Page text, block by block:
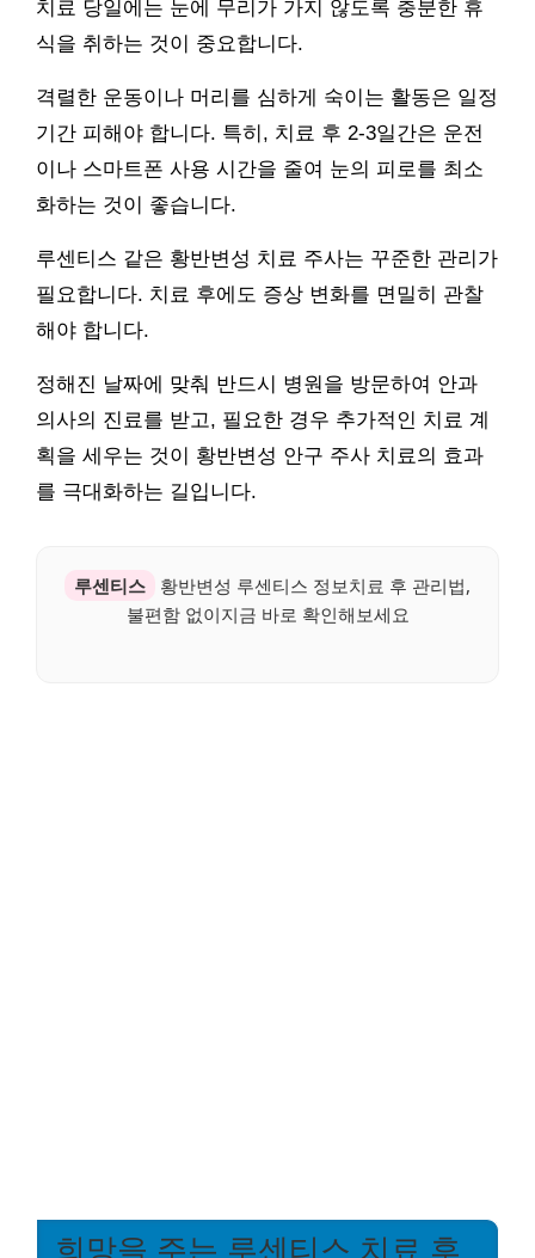
치료 당일에는 눈에 무리가 가지 않도록 충분한 휴
식을 취하는 것이 중요합니다.
격렬한 운동이나 머리를 심하게 숙이는 활동은 일정
기간 피해야 합니다. 특히, 치료 후 2-3일간은 운전
이나 스마트폰 사용 시간을 줄여 눈의 피로를 최소
화하는 것이 좋습니다.
루센티스 같은 황반변성 치료 주사는 꾸준한 관리가
필요합니다. 치료 후에도 증상 변화를 면밀히 관찰
해야 합니다.
정해진 날짜에 맞춰 반드시 병원을 방문하여 안과
의사의 진료를 받고, 필요한 경우 추가적인 치료 계
획을 세우는 것이 황반변성 안구 주사 치료의 효과
를 극대화하는 길입니다.
루센티스
황반변성 루센티스 정보치료 후 관리법,
불편함 없이지금 바로 확인해보세요
희망을 주는 루센티스 치료 후